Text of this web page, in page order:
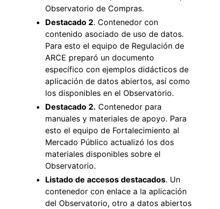
Observatorio de Compras.
Destacado 2. Contenedor con
contenido asociado de uso de datos.
Para esto el equipo de Regulación de
ARCE preparó un documento
específico con ejemplos didácticos de
aplicación de datos abiertos, así como
los disponibles en el Observatorio.
Destacado 2. Contenedor para
manuales y materiales de apoyo. Para
esto el equipo de Fortalecimiento al
Mercado Público actualizó los dos
materiales disponibles sobre el
Observatorio.
Listado de accesos destacados. Un
contenedor con enlace a la aplicación
del Observatorio, otro a datos abiertos